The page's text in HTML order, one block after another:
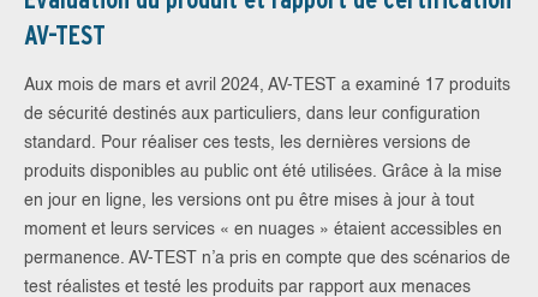
AV-TEST
Aux mois de mars et avril 2024, AV-TEST a examiné 17 produits
de sécurité destinés aux particuliers, dans leur configuration
standard. Pour réaliser ces tests, les dernières versions de
produits disponibles au public ont été utilisées. Grâce à la mise
en jour en ligne, les versions ont pu être mises à jour à tout
moment et leurs services « en nuages » étaient accessibles en
permanence. AV-TEST n’a pris en compte que des scénarios de
test réalistes et testé les produits par rapport aux menaces